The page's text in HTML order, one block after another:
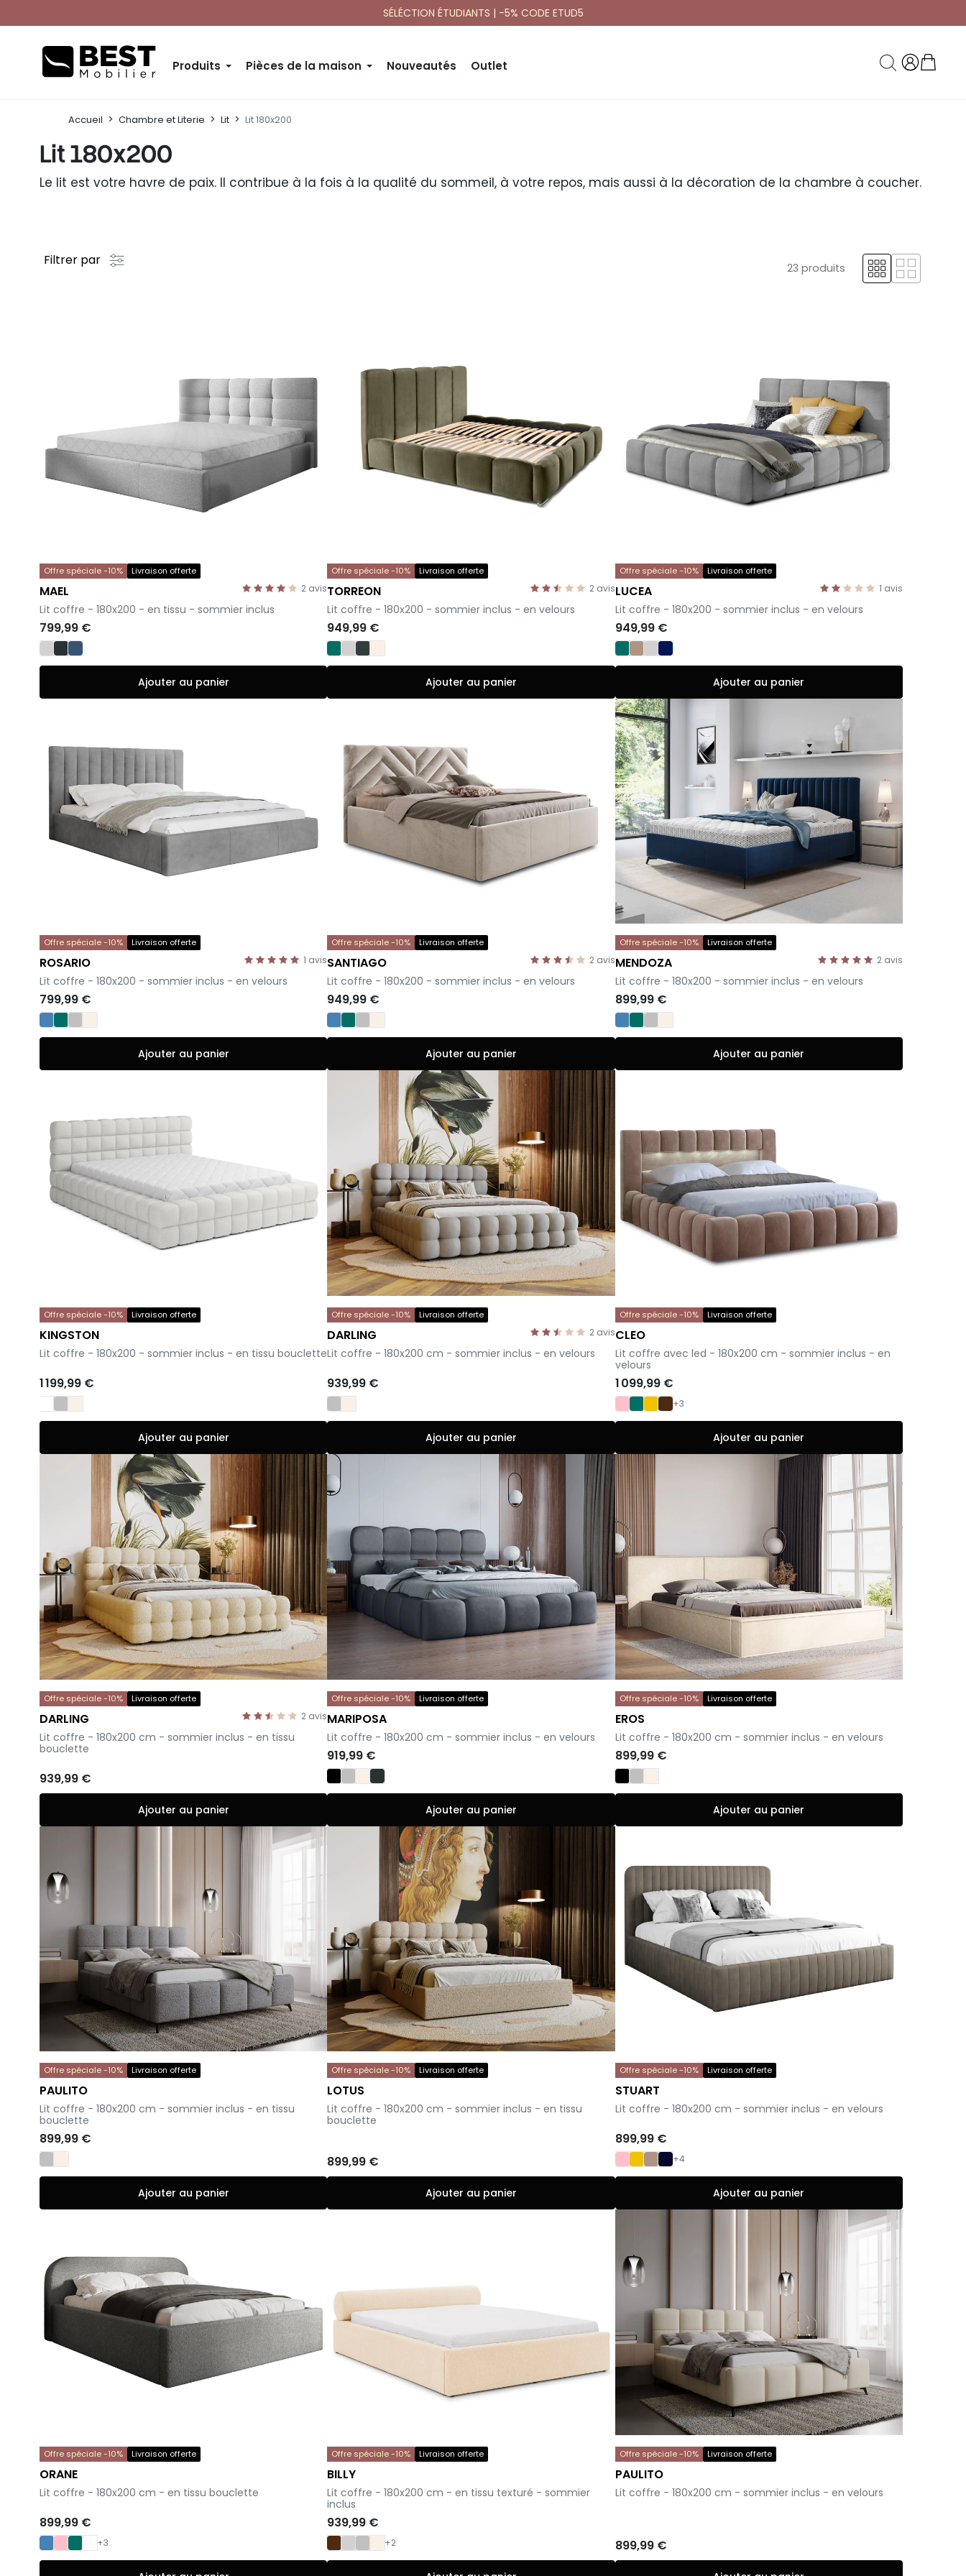
SÉLÉCTION ÉTUDIANTS | -5% CODE ETUD5
Produits Pièces de la maison Nouveautés Outlet
Accueil Chambre et Literie Lit Lit 180x200
Lit 180x200
Le lit est votre havre de paix. Il contribue à la fois à la qualité du sommeil, à votre repos, mais aussi à la décoration de la chambre à coucher.
Filtrer par 23 produits
Offre spéciale -10% Livraison offerte
2 avis
MAEL
-Lit coffre - 180x200 - en tissu - sommier inclus
799,99 €
Ajouter au panier
Offre spéciale -10% Livraison offerte
2 avis
TORREON
-
Lit coffre - 180x200 - sommier inclus - en velours
949,99 €
Ajouter au panier
Offre spéciale -10% Livraison offerte
1 avis
LUCEA
-Lit coffre - 180x200 - sommier inclus - en velours
949,99 €
Ajouter au panier
Offre spéciale -10% Livraison offerte
1 avis
ROSARIO
-Lit coffre - 180x200 - sommier inclus - en velours
799,99 €
Ajouter au panier
Offre spéciale -10% Livraison offerte
2 avis
SANTIAGO
-
Lit coffre - 180x200 - sommier inclus - en velours
949,99 €
Ajouter au panier
Offre spéciale -10% Livraison offerte
2 avis
MENDOZA
-Lit coffre - 180x200 - sommier inclus - en velours
899,99 €
Ajouter au panier
Offre spéciale -10% Livraison offerte
KINGSTON
-Lit coffre - 180x200 - sommier inclus - en tissu bouclette
1 199,99 €
Ajouter au panier
Offre spéciale -10% Livraison offerte
2 avis
DARLING
-
Lit coffre - 180x200 cm - sommier inclus - en velours
939,99 €
Ajouter au panier
Offre spéciale -10% Livraison offerte
CLEO
-Lit coffre avec led - 180x200 cm - sommier inclus - en
velours
1 099,99 €
+3
Ajouter au panier
Offre spéciale -10% Livraison offerte
2 avis
DARLING
-Lit coffre - 180x200 cm - sommier inclus - en tissu
bouclette
939,99 €
Ajouter au panier
Offre spéciale -10% Livraison offerte
MARIPOSA
-
Lit coffre - 180x200 cm - sommier inclus - en velours
919,99 €
Ajouter au panier
Offre spéciale -10% Livraison offerte
EROS
-Lit coffre - 180x200 cm - sommier inclus - en velours
899,99 €
Ajouter au panier
Offre spéciale -10% Livraison offerte
PAULITO
-Lit coffre - 180x200 cm - sommier inclus - en tissu
bouclette
899,99 €
Ajouter au panier
Offre spéciale -10% Livraison offerte
LOTUS
-
Lit coffre - 180x200 cm - sommier inclus - en tissu
bouclette
899,99 €
Ajouter au panier
Offre spéciale -10% Livraison offerte
STUART
-Lit coffre - 180x200 cm - sommier inclus - en velours
899,99 €
+4
Ajouter au panier
Offre spéciale -10% Livraison offerte
ORANE
-Lit coffre - 180x200 cm - en tissu bouclette
899,99 €
+3
Offre spéciale -10% Livraison offerte
BILLY
-
Lit coffre - 180x200 cm - en tissu texturé - sommier
inclus
939,99 €
+2
Offre spéciale -10% Livraison offerte
PAULITO
-Lit coffre - 180x200 cm - sommier inclus - en velours
899,99 €